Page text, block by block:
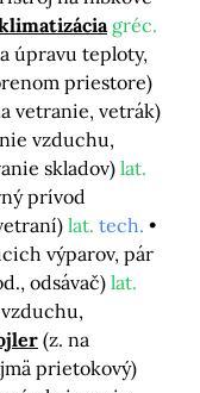
gréc.
úpravu teploty,
priestore)
vetranie, vetrák)
vzduchu,
skladov) lat.
prívod
lat. tech.
výparov, pár
odsávač) lat.
(z. na
prietokový)